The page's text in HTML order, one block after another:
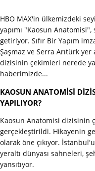
HBO MAX'in ülkemizdeki
yapımı "Kaosun
getiriyor. Sıfır Bir Yapım
Şaşmaz ve Serra Arıtürk
dizisinin çekimleri nerede
haberimizde...
KAOSUN ANATOMİSİ
YAPILIYOR?
Kaosun Anatomisi dizisinin
gerçekleştirildi. Hikayenin
olarak öne çıkıyor.
yeraltı dünyası sahneleri,
yansıtıyor.